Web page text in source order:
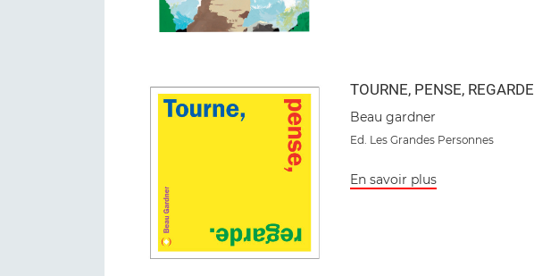
TOURNE, PENSE, REGARDE
Beau gardner
Ed. Les Grandes Personnes
En savoir plus